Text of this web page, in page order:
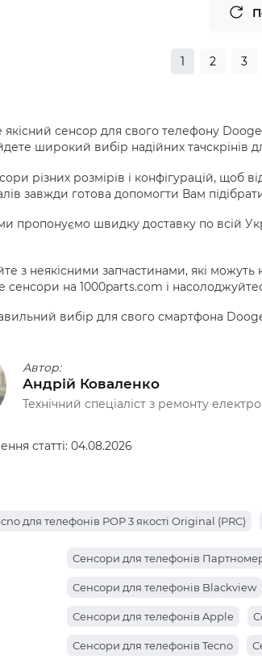
1 2 3
сенсор для свого телефону
широкий вибір надійних тачскрінів
різних розмірів і конфігурацій, щоб
завжди готова допомогти Вам
пропонуємо швидку доставку по всій
з неякісними запчастинами, які
сенсори на 1000parts.com і
вибір для свого смартфона
Автор:
Андрій Коваленко
Технічний спеціаліст з ремонту
статті: 04.08.2026
для телефонів POP 3 якості Original (PRC)
Сенсори для телефонів
Сенсори для телефонів Blackview
Сенсори для телефонів Apple
Сенсори для телефонів Tecno